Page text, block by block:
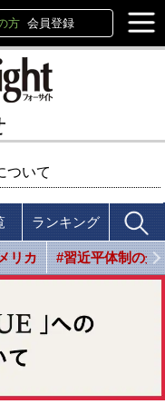
方 会員登録
ついて
ランキング
リカ #習近平体制の光